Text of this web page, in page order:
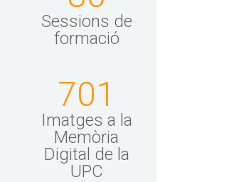
Semple ; traducción
de Darío Giménez
Imirizaldu
Sessions de
formació
701
Imatges a la
Memòria
Digital de la
UPC